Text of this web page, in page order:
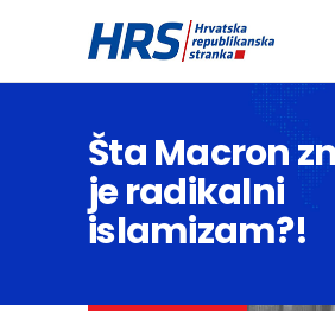
Šta Macron
je radikalni
islamizam?!